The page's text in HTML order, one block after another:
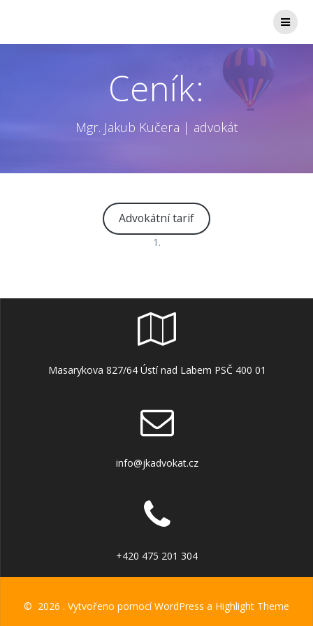
Ceník:
Mgr. Jakub Kučera | advokát
Advokátní tarif
1.
Masarykova 827/64 Ústí nad Labem PSČ 400 01
info@jkadvokat.cz
+420 475 201 304
© 2026 . Vytvořeno pomocí WordPress a Highlight Theme